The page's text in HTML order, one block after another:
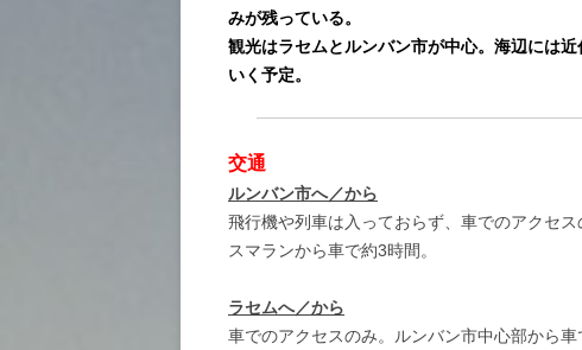
みが残っている。
観光はラセムとルンバン市が中心。海辺には
いく予定。
交通
ルンバン市へ／から
飛行機や列車は入っておらず、車でのアクセ
スマランから車で約3時間。
ラセムへ／から
車でのアクセスのみ。ルンバン市中心部から車